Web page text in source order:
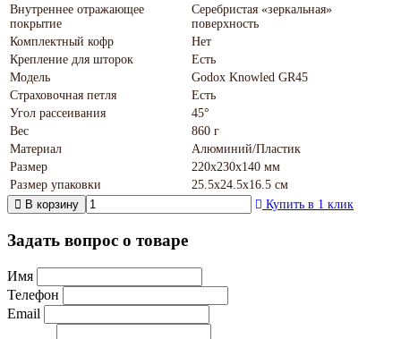
Внутреннее отражающее
покрытие
Серебристая «зеркальная»
поверхность
Комплектный кофр
Нет
Крепление для шторок
Есть
Модель
Godox Knowled GR45
Страховочная петля
Есть
Угол рассеивания
45°
Вес
860 г
Материал
Алюминий/Пластик
Размер
220х230х140 мм
Размер упаковки
25.5х24.5х16.5 см
В корзину
Купить в 1 клик
Задать вопрос о товаре
Имя
Телефон
Email